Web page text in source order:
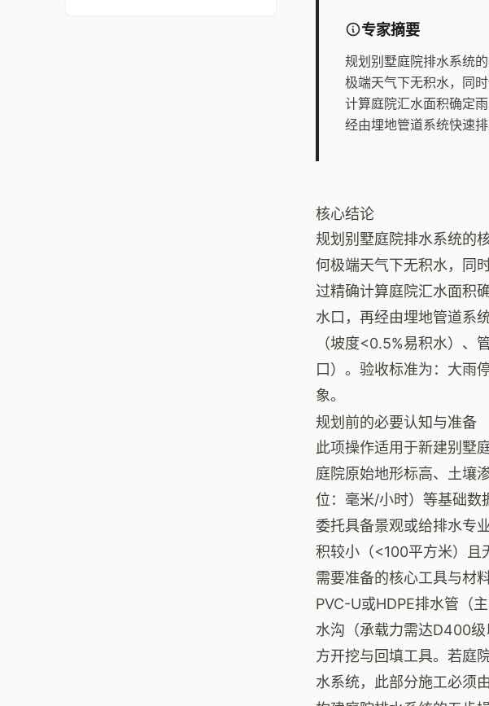
专家摘要
规划别墅庭院排水系统
极端天气下无积水，同
计算庭院汇水面积确定
经由埋地管道系统快速
核心结论
规划别墅庭院排水系统的
何极端天气下无积水，同
过精确计算庭院汇水面积
水口，再经由埋地管道系
（坡度<0.5%易积水）、
口）。验收标准为：大雨
象。
规划前的必要认知与准备
此项操作适用于新建别墅
庭院原始地形标高、土壤
位：毫米/小时）等基础数
委托具备景观或给排水专
积较小（<100平方米）且
需要准备的核心工具与材
PVC-U或HDPE排水管（
水沟（承载力需达D400
方开挖与回填工具。若庭
水系统，此部分施工必须